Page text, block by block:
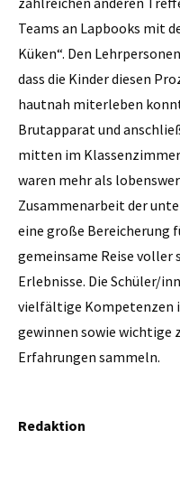
Teams an Lapbooks mit
Küken“. Den
dass die Kinder diesen
hautnah miterleben
Brutapparat und
mitten im
waren mehr als
Zusammenarbeit der
eine große Bereicherung
gemeinsame Reise voller
Erlebnisse. Die Schüler/
vielfältige Kompetenzen
gewinnen sowie wichtige
Erfahrungen sammeln.
Redaktion